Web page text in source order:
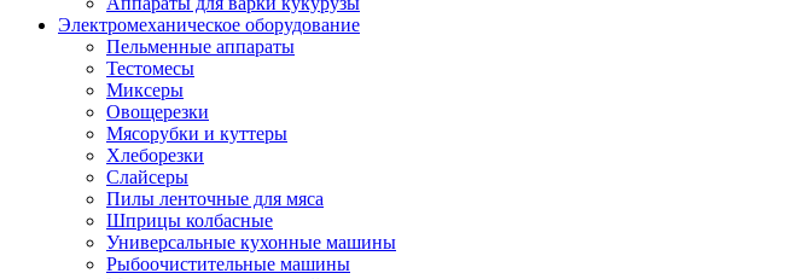
Электромеханическое оборудование
Пельменные аппараты
Тестомесы
Миксеры
Овощерезки
Мясорубки и куттеры
Хлеборезки
Слайсеры
Пилы ленточные для мяса
Шприцы колбасные
Универсальные кухонные машины
Рыбоочистительные машины